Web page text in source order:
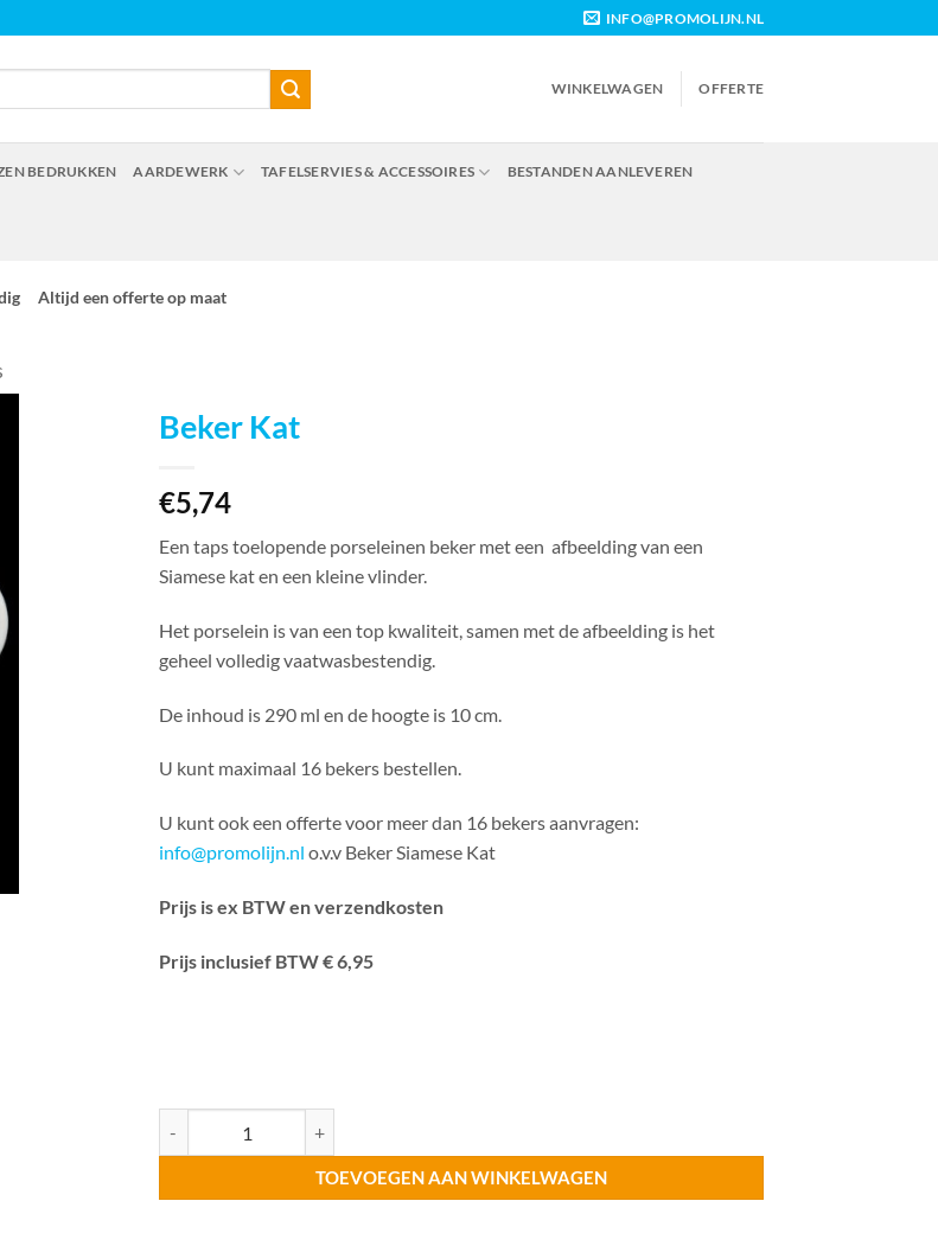
INFO@PROMOLIJN.NL
WINKELWAGEN OFFERTE
BEDRUKKEN AARDEWERK TAFELSERVIES & ACCESSOIRES BESTANDEN AANLEVEREN
Altijd een offerte op maat
Beker Kat
€5,74
Een taps toelopende porseleinen beker met een afbeelding van een
Siamese kat en een kleine vlinder.
Het porselein is van een top kwaliteit, samen met de afbeelding is het
geheel volledig vaatwasbestendig.
De inhoud is 290 ml en de hoogte is 10 cm.
U kunt maximaal 16 bekers bestellen.
U kunt ook een offerte voor meer dan 16 bekers aanvragen:
info@promolijn.nl o.v.v Beker Siamese Kat
Prijs is ex BTW en verzendkosten
Prijs inclusief BTW € 6,95
TOEVOEGEN AAN WINKELWAGEN